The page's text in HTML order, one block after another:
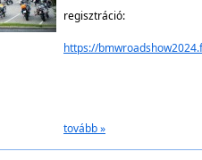
regisztráció:
https://
tovább »